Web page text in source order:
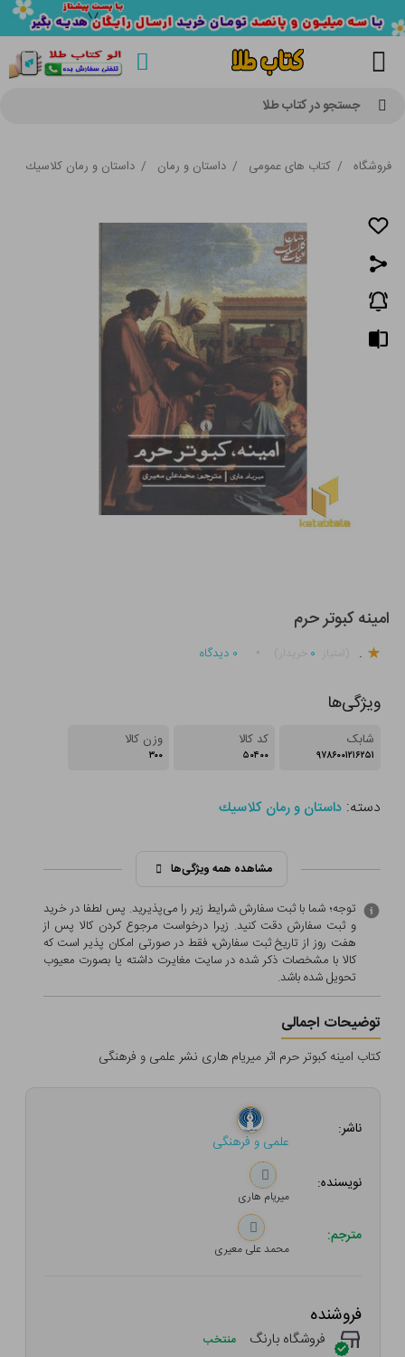
جستجو در کتاب طلا
فروشگاه / کتاب های عمومی / داستان و رمان / داستان و رمان كلاسيك
امینه کبوتر حرم
. ۰ ۰ دیدگاه
ویژگی‌ها
شابک
۹۷۸۶۰۰۱۲۱۶۲۵۱
کد کالا
۵۰۴۰۰
وزن کالا
۳۰۰
دسته:داستان و رمان كلاسيك
مشاهده همه ویژگی‌ها
توجه؛ شما با ثبت سفارش شرایط زیر را می‌پذیرید. پس لطفا در خرید
و ثبت سفارش دقت کنید. زیرا درخواست مرجوع کردن کالا پس از
هفت روز از تاریخ ثبت سفارش، فقط در صورتی امکان پذیر است که
کالا با مشخصات ذکر شده در سایت مغایرت داشته یا بصورت معيوب
تحویل شده باشد.
توضیحات اجمالی
کتاب امینه کبوتر حرم اثر میریام هاری نشر علمی و فرهنگی
ناشر:
علمی و فرهنگی
نویسنده:
میریام هاری
مترجم:
محمد علی معیری
فروشنده
فروشگاه بارنگ منتخب